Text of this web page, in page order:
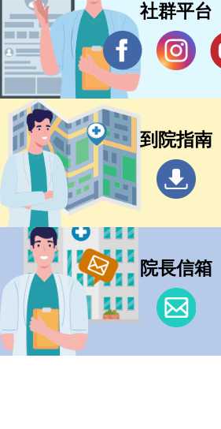
社群平台
到院指南
院長信箱